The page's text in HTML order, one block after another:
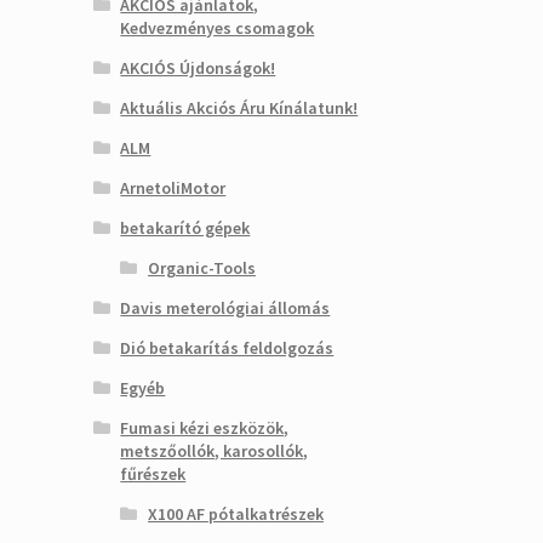
AKCIÓS ajánlatok,
Kedvezményes csomagok
AKCIÓS Újdonságok!
Aktuális Akciós Áru Kínálatunk!
ALM
ArnetoliMotor
betakarító gépek
Organic-Tools
Davis meterológiai állomás
Dió betakarítás feldolgozás
Egyéb
Fumasi kézi eszközök,
metszőollók, karosollók,
fűrészek
X100 AF pótalkatrészek